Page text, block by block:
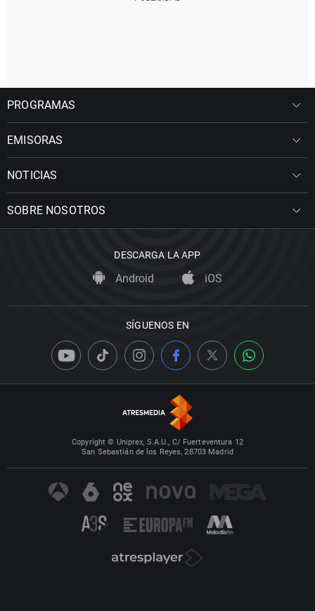
PROGRAMAS
EMISORAS
NOTICIAS
SOBRE NOSOTROS
DESCARGA LA APP
Android iOS
SÍGUENOS EN
Copyright © Uniprex, S.A.U., C/ Fuerteventura 12
San Sebastián de los Reyes, 28703 Madrid